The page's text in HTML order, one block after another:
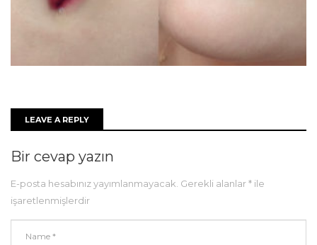
LEAVE A REPLY
Bir cevap yazın
E-posta hesabınız yayımlanmayacak. Gerekli alanlar* ile
işaretlenmişlerdir